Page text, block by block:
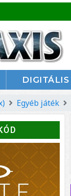
DIGITÁLIS
Egyéb játék